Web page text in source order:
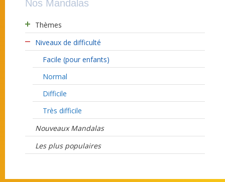
Nos Mandalas
Thèmes
Niveaux de difficulté
Facile (pour enfants)
Normal
Difficile
Très difficile
Nouveaux Mandalas
Les plus populaires